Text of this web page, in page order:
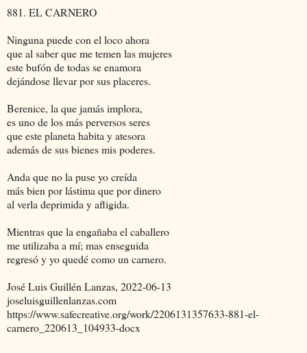
881. EL CARNERO
Ninguna puede con el loco ahora
que al saber que me temen las mujeres
este bufón de todas se enamora
dejándose llevar por sus placeres.
Berenice, la que jamás implora,
es uno de los más perversos seres
que este planeta habita y atesora
además de sus bienes mis poderes.
Anda que no la puse yo creída
más bien por lástima que por dinero
al verla deprimida y afligida.
Mientras que la engañaba el caballero
me utilizaba a mí; mas enseguida
regresó y yo quedé como un carnero.
José Luis Guillén Lanzas, 2022-06-13
joseluisguillenlanzas.com
https://www.safecreative.org/work/2206131357633-881-el-
carnero_220613_104933-docx